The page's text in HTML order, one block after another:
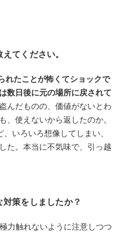
てください。
れたことが怖くてショックで
数日後に元の場所に戻されて
んだものの、価値がないとわ
、使えないから返したのか。
いろいろ想像してしまい、
た。本当に不気味で、引っ越
策をしましたか？
力触れないように注意しつつ